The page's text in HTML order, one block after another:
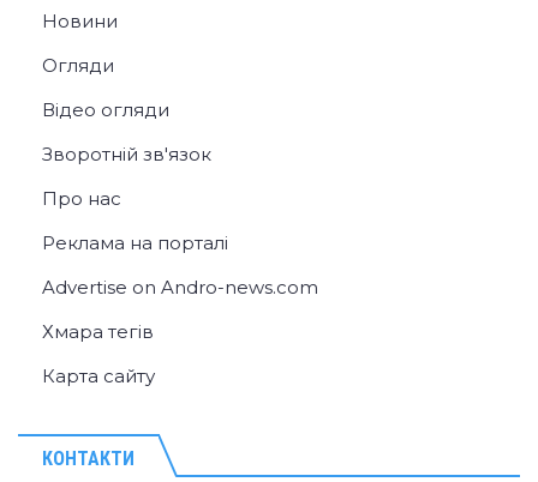
Новини
Огляди
Відео огляди
Зворотній зв'язок
Про нас
Реклама на порталі
Advertise on Andro-news.com
Хмара тегів
Карта сайту
КОНТАКТИ